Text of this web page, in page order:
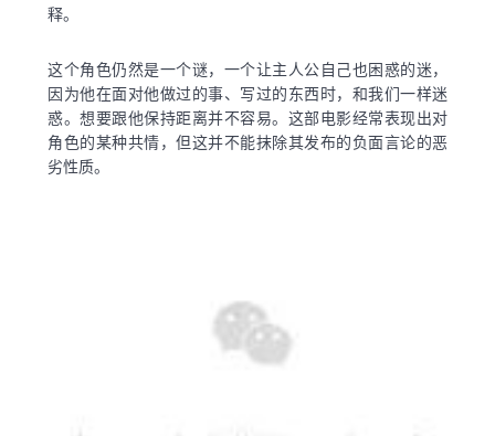
释。
这个角色仍然是一个谜，一个让主人公自己也困惑的迷，
因为他在面对他做过的事、写过的东西时，和我们一样迷
惑。想要跟他保持距离并不容易。这部电影经常表现出对
角色的某种共情，但这并不能抹除其发布的负面言论的恶
劣性质。